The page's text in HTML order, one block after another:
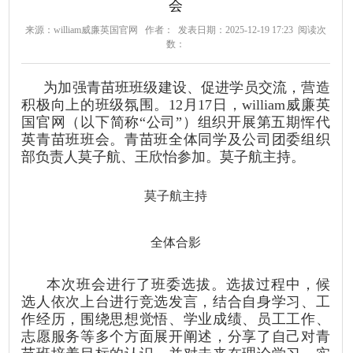
会
来源：william威廉英国官网 作者： 发表日期：2025-12-19 17:23 阅读次
数：
为加强青苗班班级建设、促进学员交流，营造
积极向上的班级氛围。12月17日，william威廉英
国官网（以下简称“公司”）组织开展第五期恽代
英青苗班班会。青苗班全体同学及公司团委组织
部负责人莫子航、王欣怡参加。莫子航主持。
莫子航主持
全体合影
本次班会进行了班委选拔。选拔过程中，候
选人依次上台进行竞选发言，结合自身学习、工
作经历，围绕思想觉悟、学业成绩、员工工作、
志愿服务等多个方面展开阐述，分享了自己对青